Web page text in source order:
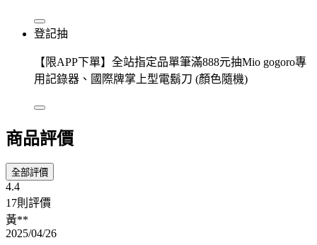
登記抽
【限APP下單】全站指定品單筆滿888元抽Mio gogoro專
用記錄器、國際牌掌上型電鬍刀 (顏色隨機)
商品評價
全部評價
4.4
17則評價
黃**
2025/04/26